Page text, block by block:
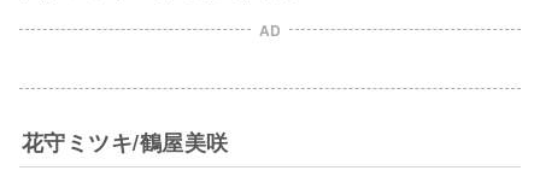
AD
花守ミツキ/鶴屋美咲